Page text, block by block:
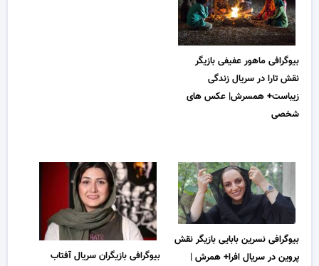
بیوگرافی ماهور عفیفی بازیگر
نقش تارا در سریال زندگی
زیباست+ همسرش| عکس های
شخصی
بیوگرافی نسرین بابایی بازیگر نقش
پروین در سریال افرا+ همرش |
بیوگرافی بازیگران سریال آفتاب